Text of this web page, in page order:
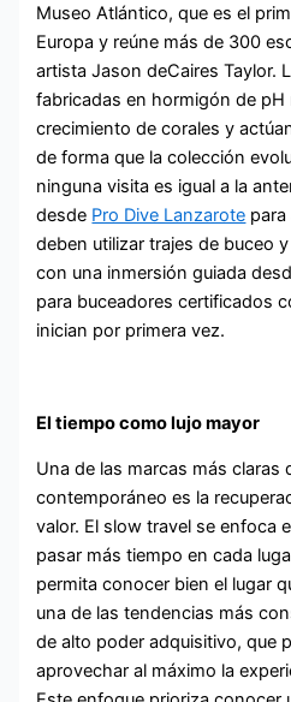
Museo Atlántico, que es el
Europa y reúne más de 300
artista Jason deCaires Taylor.
fabricadas en hormigón de
crecimiento de corales y
de forma que la colección
ninguna visita es igual a la
desde Pro Dive Lanzarote
deben utilizar trajes de buceo
con una inmersión guiada
para buceadores certificados
inician por primera vez.
El tiempo como lujo mayor
Una de las marcas más claras
contemporáneo es la
valor. El slow travel se enfoca
pasar más tiempo en cada
permita conocer bien el lugar
una de las tendencias más
de alto poder adquisitivo, que
aprovechar al máximo la